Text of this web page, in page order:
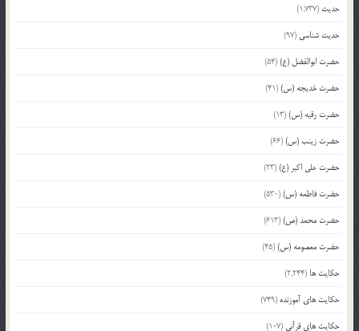
حدیث (1,737)
حدیث شناسی (97)
حضرت ابوالفضل (ع)(54)
حضرت خدیجه (س)(41)
حضرت رقیه (س)(13)
حضرت زینب (س)(66)
حضرت علی اکبر (ع)(23)
حضرت فاطمه (س)(530)
حضرت محمد (ص)(613)
حضرت معصومه (س)(45)
حکایت ها (2,244)
حکایت های آموزنده (749)
حکایت های قرآنی (107)